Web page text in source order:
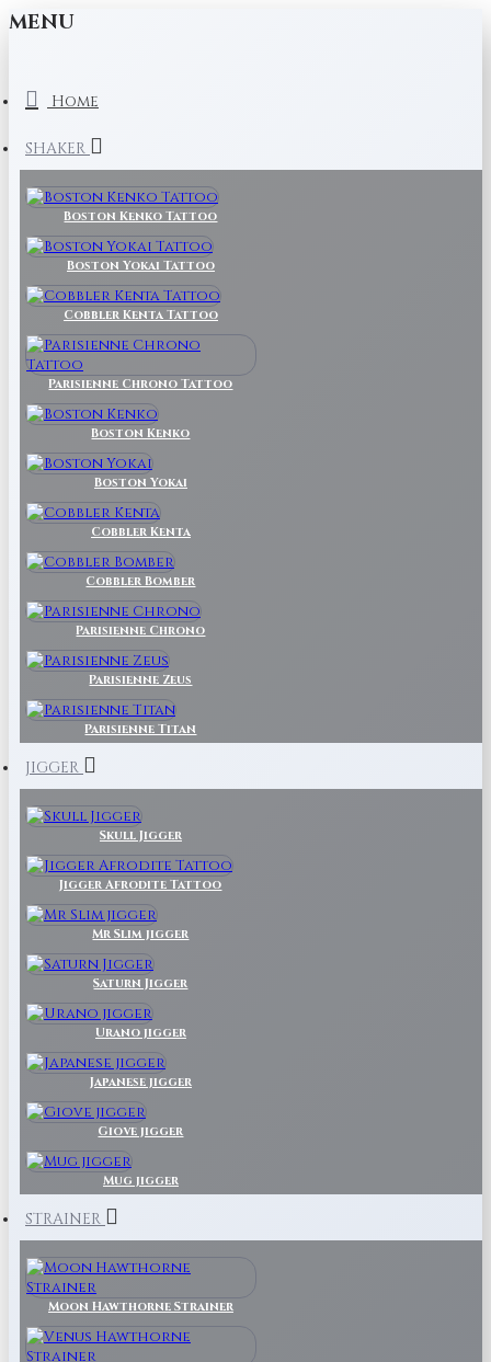
MENU
Home
SHAKER
Boston Kenko Tattoo
Boston Yokai Tattoo
Cobbler Kenta Tattoo
Parisienne Chrono Tattoo
Boston Kenko
Boston Yokai
Cobbler Kenta
Cobbler Bomber
Parisienne Chrono
Parisienne Zeus
Parisienne Titan
JIGGER
Skull Jigger
Jigger Afrodite Tattoo
Mr Slim jigger
Saturn Jigger
Urano jigger
Japanese jigger
Giove jigger
Mug jigger
STRAINER
Moon Hawthorne Strainer